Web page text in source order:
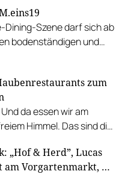
Dining-Szene darf sich ab
bodenständigen und
zum
da essen wir am
Himmel. Das sind die
„Hof & Herd”, Lucas
am Vorgartenmarkt, …